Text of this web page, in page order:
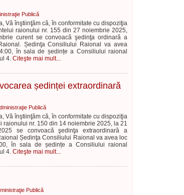
Publică
Vă înştiinţăm că, în conformitate cu dispoziţia
raionului nr. 155 din 27 noiembrie 2025,
curent se convoacă şedinţa ordinară a
Ședinţa Consiliului Raional va avea
în sala de ședințe a Consiliului raional
4. Citeşte mai mult...
ședinței extraordinară
Publică
Vă înştiinţăm că, în conformitate cu dispoziţia
raionului nr. 150 din 14 noiembrie 2025, la 21
se convoacă şedinţa extraordinară a
Ședinţa Consiliului Raional va avea loc
în sala de ședințe a Consiliului raional
4. Citeşte mai mult...
Publică